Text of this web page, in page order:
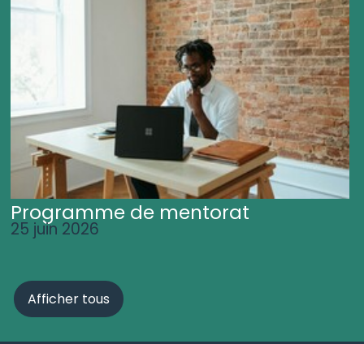
Programme de mentorat
25 juin 2026
Afficher tous